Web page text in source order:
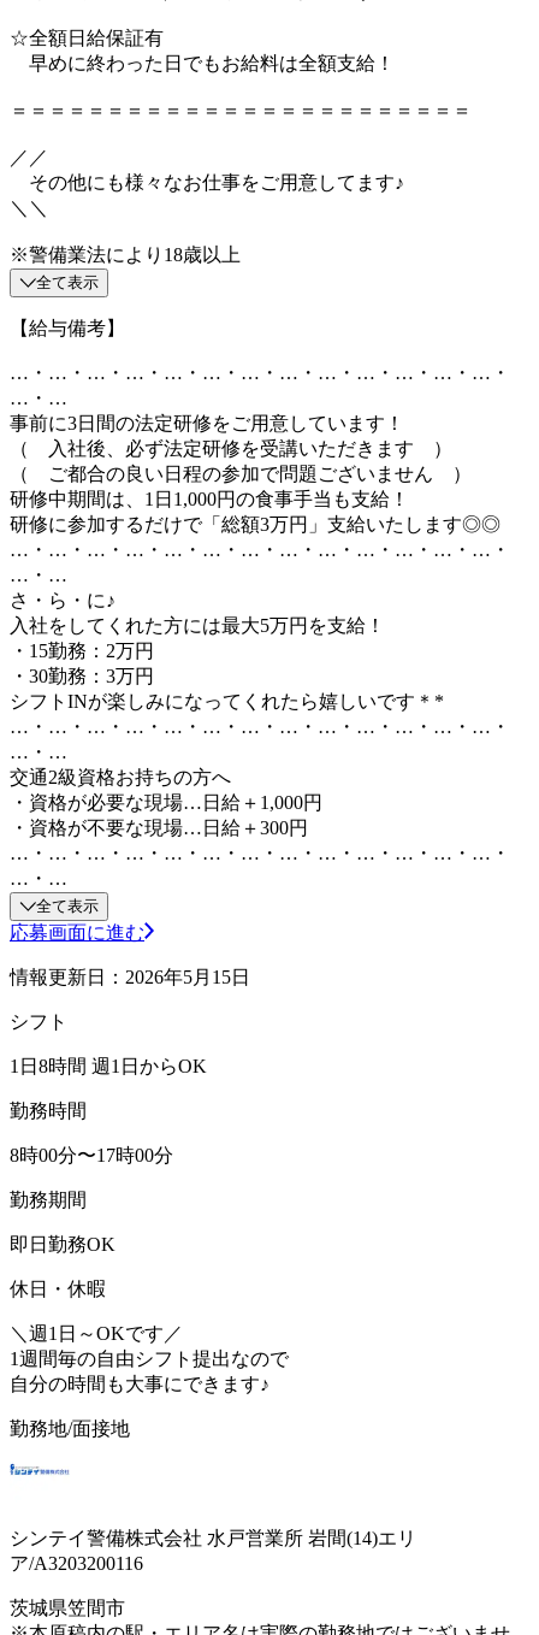
☆全額日給保証有
早めに終わった日でもお給料は全額支給！
＝＝＝＝＝＝＝＝＝＝＝＝＝＝＝＝＝＝＝＝＝＝＝＝
／／
その他にも様々なお仕事をご用意してます♪
＼＼
※警備業法により18歳以上
全て表示
【給与備考】
…・…・…・…・…・…・…・…・…・…・…・…・…・
…・…
事前に3日間の法定研修をご用意しています！
（ 入社後、必ず法定研修を受講いただきます ）
（ ご都合の良い日程の参加で問題ございません ）
研修中期間は、1日1,000円の食事手当も支給！
研修に参加するだけで「総額3万円」支給いたします◎◎
…・…・…・…・…・…・…・…・…・…・…・…・…・
…・…
さ・ら・に♪
入社をしてくれた方には最大5万円を支給！
・15勤務：2万円
・30勤務：3万円
シフトINが楽しみになってくれたら嬉しいです＊*
…・…・…・…・…・…・…・…・…・…・…・…・…・
…・…
交通2級資格お持ちの方へ
・資格が必要な現場…日給＋1,000円
・資格が不要な現場…日給＋300円
…・…・…・…・…・…・…・…・…・…・…・…・…・
…・…
全て表示
応募画面に進む
情報更新日：2026年5月15日
シフト
1日8時間 週1日からOK
勤務時間
8時00分〜17時00分
勤務期間
即日勤務OK
休日・休暇
＼週1日～OKです／
1週間毎の自由シフト提出なので
自分の時間も大事にできます♪
勤務地/面接地
シンテイ警備株式会社 水戸営業所 岩間(14)エリ
ア/A3203200116
茨城県笠間市